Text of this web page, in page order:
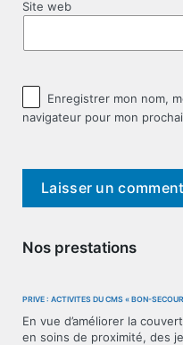
Site web
Enregistrer mon nom,
navigateur pour mon
Nos prestations
PRIVÉ : ACTIVITÉS DU CMS « BON-
En vue d’améliorer la
en soins de proximité, des